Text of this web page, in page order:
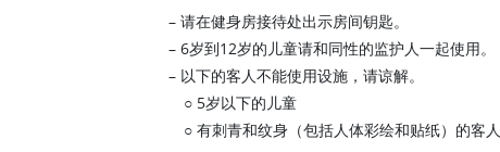
– 请在健身房接待处出示房间钥匙。
– 6岁到12岁的儿童请和同性的监护人一起使用。
– 以下的客人不能使用设施，请谅解。
○ 5岁以下的儿童
○ 有刺青和纹身（包括人体彩绘和贴纸）的客人